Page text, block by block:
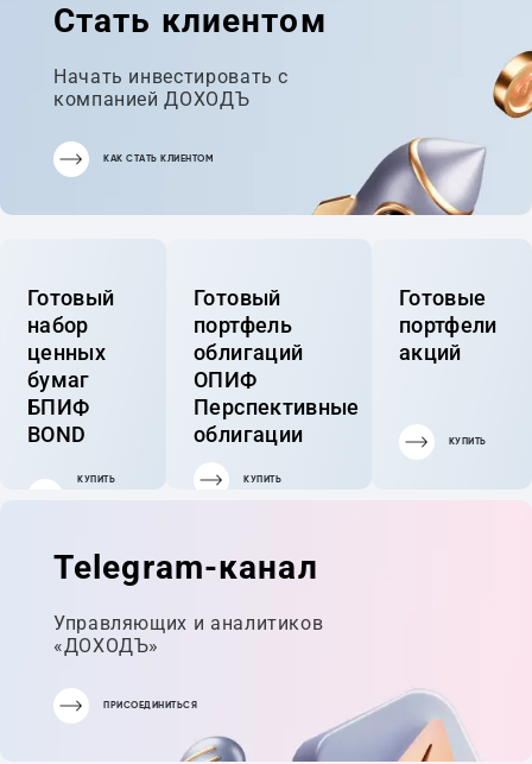
Стать клиентом
Начать инвестировать с
компанией ДОХОДЪ
КАК СТАТЬ КЛИЕНТОМ
Готовый
набор
ценных
бумаг
БПИФ
BOND
КУПИТЬ
Готовый
портфель
облигаций
ОПИФ
Перспективные
облигации
КУПИТЬ
Готовые
портфели
акций
КУПИТЬ
Telegram-канал
Управляющих и аналитиков
«ДОХОДЪ»
ПРИСОЕДИНИТЬСЯ